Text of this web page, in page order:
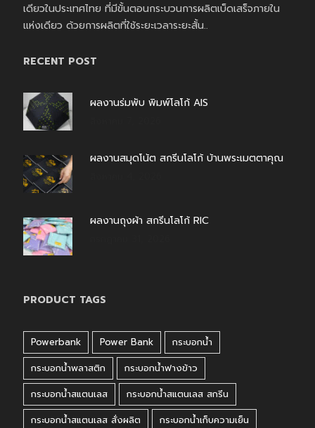
เดียวในประเทศไทย ที่มีขั้นตอนกระบวนการผลิตเบ็ดเสร็จภายใน
แห่งเดียว ด้วยการผลิตที่ใช้ระยะเวลาระยะสั้น..
RECENT POST
ผลงานร่มพับ พิมพ์โลโก้ AIS
ผลงานสมุดโน้ต สกรีนโลโก้ บ้านพระเมตตาคุณ
ผลงานถุงผ้า สกรีนโลโก้ RIC
PRODUCT TAGS
Powerbank Power Bank
กระบอกน้ำ
กระบอกน้ำพลาสติก
กระบอกน้ำฟางข้าว
กระบอกน้ำสแตนเลส
กระบอกน้ำสแตนเลส สกรีน
กระบอกน้ำสแตนเลส สั่งผลิต
กระบอกน้ำเก็บความเย็น